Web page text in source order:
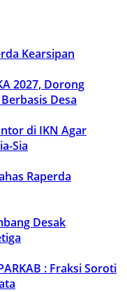
Kearsipan
2027, Dorong
Desa
di IKN Agar
Sia
Raperda
Desak
: Fraksi Soroti